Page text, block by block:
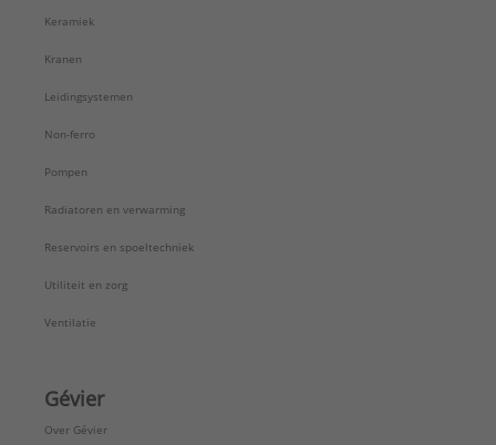
Keramiek
Kranen
Leidingsystemen
Non-ferro
Pompen
Radiatoren en verwarming
Reservoirs en spoeltechniek
Utiliteit en zorg
Ventilatie
Gévier
Over Gévier